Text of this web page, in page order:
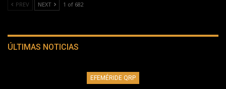
PREV NEXT 1 of 682
ÚLTIMAS NOTICIAS
EFEMÉRIDE QRP